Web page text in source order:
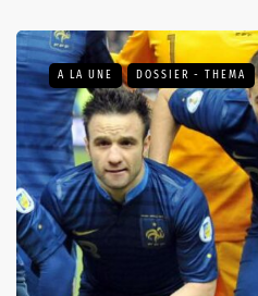
A LA UNE DOSSIER - THEMA